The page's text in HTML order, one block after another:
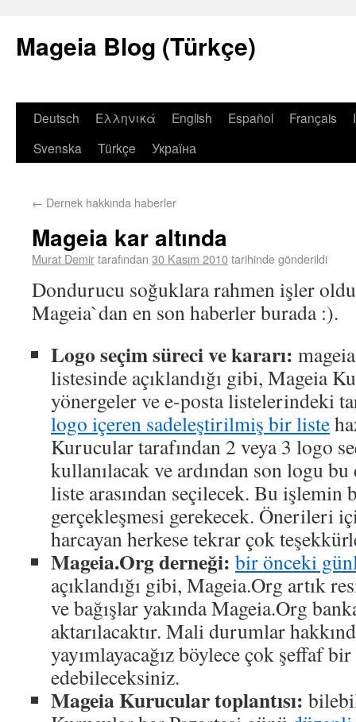
Mageia Blog (Türkçe)
Deutsch Ελληνικά English Español Français
Svenska
Türkçe Україна
← Dernek hakkında haberler
Mageia kar altında
Murat Demirtarafından 30 Kasım 2010tarihinde gönderildi
Dondurucu soğuklara rahmen işler
Mageia`dan en son haberler burada :).
Logo seçim süreci ve kararı:
listesinde açıklandığı gibi, Mageia
yönergeler ve e-posta listelerindeki
logo içeren sadeleştirilmiş bir liste
Kurucular tarafından 2 veya 3 logo
kullanılacak ve ardından son logu bu
liste arasından seçilecek. Bu işlemin
gerçekleşmesi gerekecek. Önerileri
harcayan herkese tekrar çok
Mageia.Org derneği: bir önceki
açıklandığı gibi, Mageia.Org artık
ve bağışlar yakında Mageia.Org
aktarılacaktır. Mali durumlar
yayımlayacağız böylece çok şeffaf
edebileceksiniz.
Mageia Kurucular toplantısı: